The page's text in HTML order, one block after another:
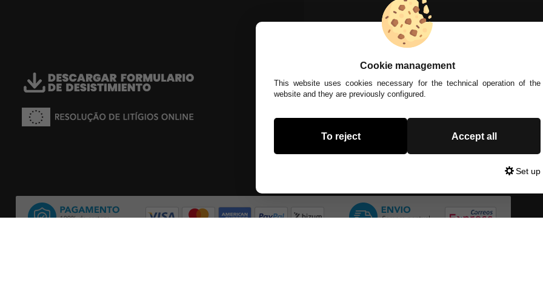
Cookie management
This website uses cookies necessary for the technical operation of the
website and they are previously configured.
To reject Accept all
Set up